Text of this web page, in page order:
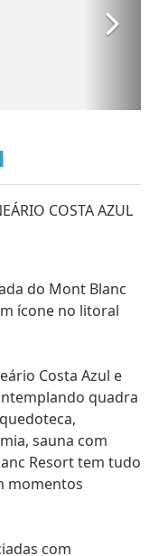
COSTA AZUL
do Mont Blanc
ícone no litoral
Costa Azul e
quadra
sauna com
Resort tem tudo
momentos
com